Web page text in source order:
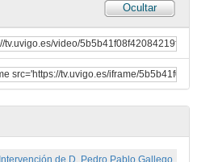
Ocultar